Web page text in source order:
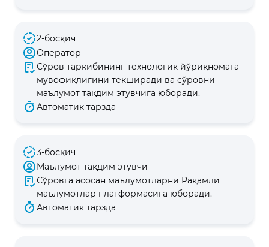
2-босқич
Оператор
Сўров таркибининг технологик йўриқномага
мувофиқлигини текширади ва сўровни
маълумот тақдим этувчига юборади.
Автоматик тарзда
3-босқич
Маълумот тақдим этувчи
Сўровга асосан маълумотларни Рақамли
маълумотлар платформасига юборади.
Автоматик тарзда